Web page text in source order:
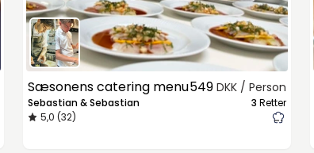
Sæsonens catering menu
Sebastian & Sebastian
5,0 (32)
549DKK / Person
3 Retter